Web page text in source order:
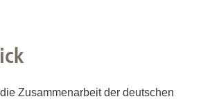
Zusammenarbeit der deutschen